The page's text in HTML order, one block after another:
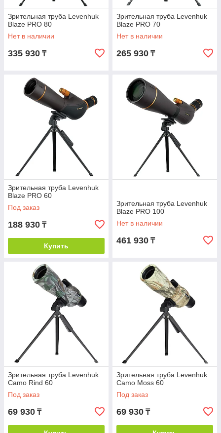
Зрительная труба Levenhuk
Blaze PRO 80
Нет в наличии
335 930 ₸
Зрительная труба Levenhuk
Blaze PRO 70
Нет в наличии
265 930 ₸
Зрительная труба Levenhuk
Blaze PRO 60
Под заказ
188 930 ₸
Купить
Зрительная труба Levenhuk
Blaze PRO 100
Нет в наличии
461 930 ₸
Зрительная труба Levenhuk
Camo Rind 60
Под заказ
69 930 ₸
Зрительная труба Levenhuk
Camo Moss 60
Под заказ
69 930 ₸